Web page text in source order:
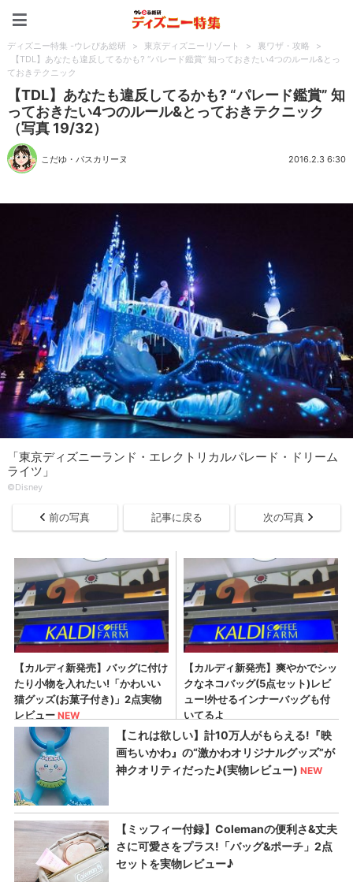
ディズニー特集 -ウレぴあ総研 > 東京ディズニーリゾート > 裏ワザ・攻略
>
【TDL】あなたも違反してるかも? “パレード鑑賞” 知っておきたい4つのルール&とっ
ておきテクニック
【TDL】あなたも違反してるかも? “パレード鑑賞” 知
っておきたい4つのルール&とっておきテクニック
（写真 19/32）
こだゆ・パスカリーヌ 2016.2.3 6:30
「東京ディズニーランド・エレクトリカルパレード・ドリーム
ライツ」
©Disney
前の写真 記事に戻る 次の写真